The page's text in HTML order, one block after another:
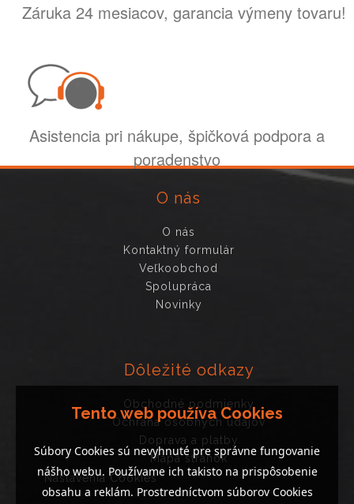
Záruka 24 mesiacov, garancia výmeny tovaru!
Asistencia pri nákupe, špičková podpora a
poradenstvo
O nás
O nás
Kontaktný formulár
Veľkoobchod
Spolupráca
Novinky
Dôležité odkazy
Obchodné podmienky
Ochrana osobných údajov
Doprava a platby
Mapa stránok
Nastavenia Cookies
Tento web používa Cookies
Súbory Cookies sú nevyhnuté pre správne fungovanie
nášho webu. Používame ich takisto na prispôsobenie
obsahu a reklám. Prostredníctvom súborov Cookies